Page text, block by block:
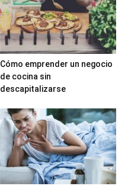
Cómo emprender un negocio
de cocina sin
descapitalizarse